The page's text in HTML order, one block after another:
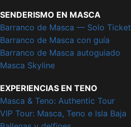
SENDERISMO EN MASCA
Barranco de Masca — Solo Ticket
Barranco de Masca con guía
Barranco de Masca autoguiado
Masca Skyline
EXPERIENCIAS EN TENO
Masca & Teno: Authentic Tour
VIP Tour: Masca, Teno e Isla Baja